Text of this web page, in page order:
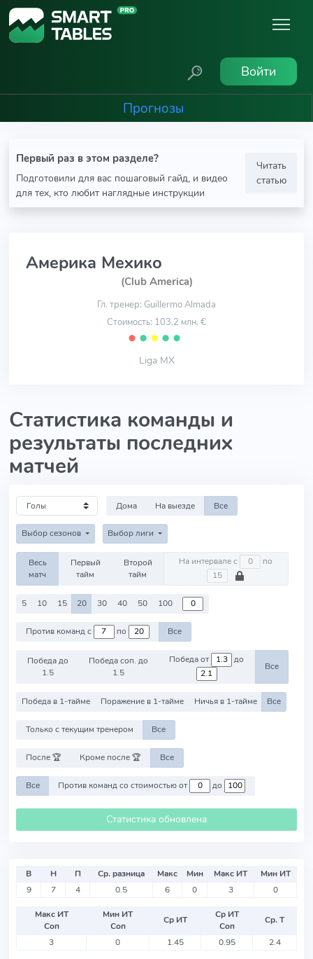
Войти
Прогнозы
Первый раз в этом разделе?
Подготовили для вас пошаговый гайд, и видео
для тех, кто любит наглядные инструкции
Читать
статью
Америка Мехико
(Club America)
Гл. тренер: Guillermo Almada
Стоимость: 103.2 млн. €
⬤ ⬤ ⬤ ⬤ ⬤
Liga MX
Статистика команды и
результаты последних
матчей
Дома На выезде Все
Выбор сезонов Выбор лиги
Весь
матч
Первый
тайм
Второй
тайм
На интервале с по
5 10 15 20 30 40 50 100
Против команд с по Все
Победа до
1.5
Победа соп. до
1.5
Победа от до
Все
Победа в 1-тайме Поражение в 1-тайме Ничья в 1-тайме Все
Только с текущим тренером Все
После 🏆 Кроме после 🏆 Все
Все Против команд со стоимостью от до
Статистика обновлена
В Н П Ср. разница Макс Мин Макс ИТ
Мин ИТ
9
7 4 0.5 6 0 3 0
Макс ИТ
Соп
Мин ИТ
Соп
Ср ИТ
Ср ИТ
Соп
Ср. Т
3
0 1.45 0.95 2.4